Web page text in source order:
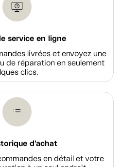
service en ligne
livrées et envoyez une
de réparation en seulement
clics.
d'achat
en détail et votre